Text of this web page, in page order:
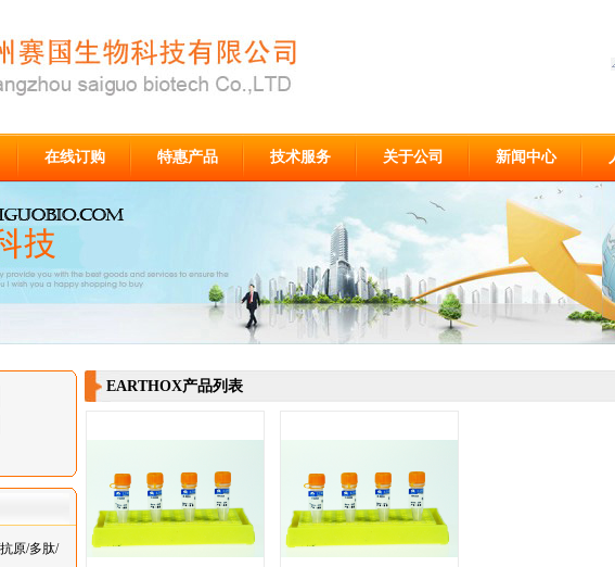
在线订购 特惠产品 技术服务 关于公司 新闻中心
原/多肽/
EARTHOX产品列表